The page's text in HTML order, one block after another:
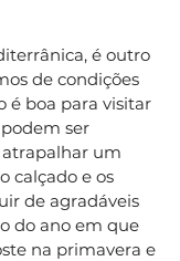
é outro
de condições
é boa para visitar
ser
atrapalhar um
calçado e os
de agradáveis
do ano em que
na primavera e